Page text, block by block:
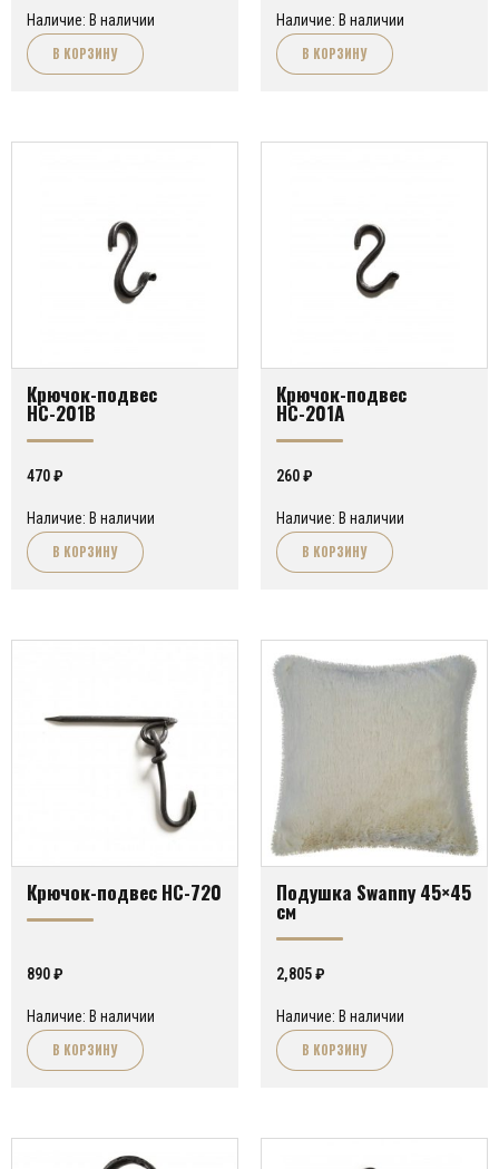
Наличие: В наличии
В КОРЗИНУ
Наличие: В наличии
В КОРЗИНУ
Крючок-подвес
НС-201В
470₽
Наличие: В наличии
В КОРЗИНУ
Крючок-подвес
НС-201А
260₽
Наличие: В наличии
В КОРЗИНУ
Крючок-подвес HC-720
890₽
Наличие: В наличии
В КОРЗИНУ
Подушка Swanny 45×45
см
2,805₽
Наличие: В наличии
В КОРЗИНУ